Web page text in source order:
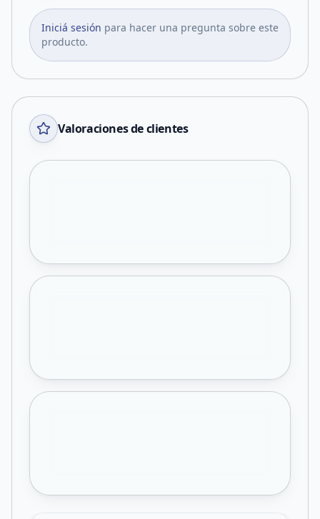
Iniciá sesión para hacer una pregunta sobre este
producto.
Valoraciones de clientes